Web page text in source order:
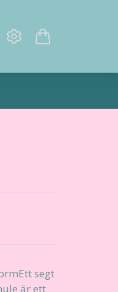
segt
är ett